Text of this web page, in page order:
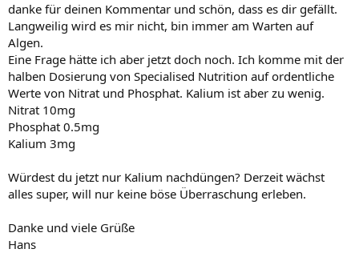
danke für deinen Kommentar und schön, dass es dir gefällt.
Langweilig wird es mir nicht, bin immer am Warten auf
Algen.
Eine Frage hätte ich aber jetzt doch noch. Ich komme mit der
halben Dosierung von Specialised Nutrition auf ordentliche
Werte von Nitrat und Phosphat. Kalium ist aber zu wenig.
Nitrat 10mg
Phosphat 0.5mg
Kalium 3mg
Würdest du jetzt nur Kalium nachdüngen? Derzeit wächst
alles super, will nur keine böse Überraschung erleben.
Danke und viele Grüße
Hans